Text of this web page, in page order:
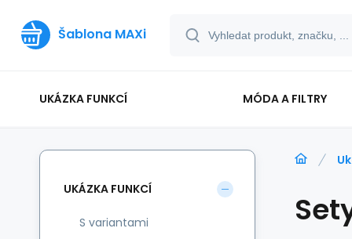
Šablona MAXi
UKÁZKA FUNKCÍ MÓDA A FILTRY
UKÁZKA FUNKCÍ
S variantami